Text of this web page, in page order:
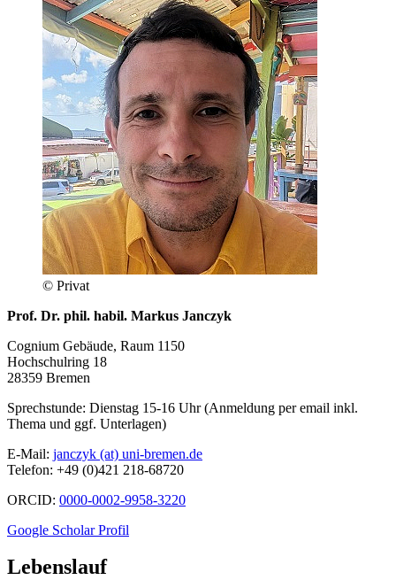
© Privat
Prof. Dr. phil. habil. Markus Janczyk
Cognium Gebäude, Raum 1150
Hochschulring 18
28359 Bremen
Sprechstunde: Dienstag 15-16 Uhr (Anmeldung per email inkl.
Thema und ggf. Unterlagen)
E-Mail: janczyk (at) uni-bremen.de
Telefon: +49 (0)421 218-68720
ORCID: 0000-0002-9958-3220
Google Scholar Profil
Lebenslauf